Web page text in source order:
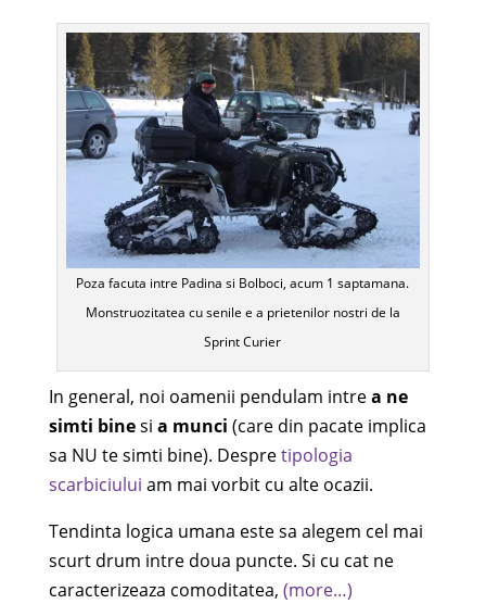
Poza facuta intre Padina si Bolboci, acum 1 saptamana.
Monstruozitatea cu senile e a prietenilor nostri de la
Sprint Curier
In general, noi oamenii pendulam intrea ne
simti binesi a munci (care din pacate implica
sa NU te simti bine). Despretipologia
scarbiciului am mai vorbit cu alte ocazii.
Tendinta logica umana este sa alegem cel mai
scurt drum intre doua puncte. Si cu cat ne
caracterizeaza comoditatea, (more…)